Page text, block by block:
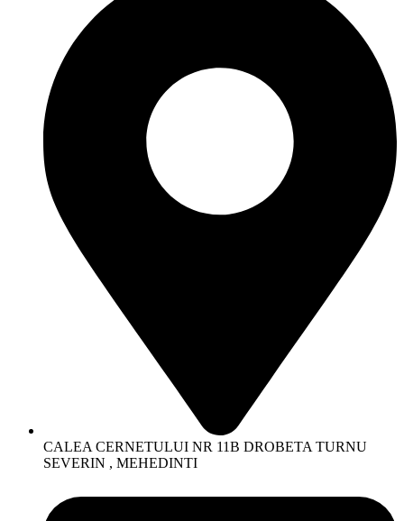
CALEA CERNETULUI NR 11B DROBETA TURNU
SEVERIN , MEHEDINTI